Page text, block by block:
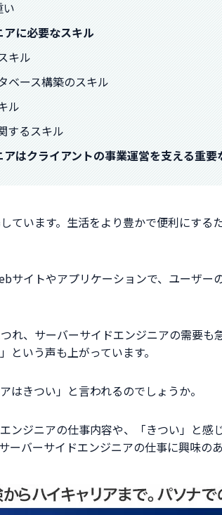
に必要なスキル
キル
ベース構築のスキル
ル
するスキル
はクライアントの事業運営を支える重要
ています。生活をより豊かで便利にす
サイトやアプリケーションで、ユーザ
れ、サーバーサイドエンジニアの需要も
という声も上がっています。
はきつい」と言われるのでしょうか。
ンジニアの仕事内容や、「きつい」と
ーバーサイドエンジニアの仕事に興味の